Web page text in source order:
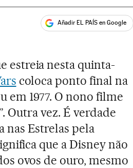
Añadir EL PAÍS en Google
estreia nesta quinta-
coloca ponto final na
em 1977. O nono filme
Outra vez. É verdade
nas Estrelas pela
que a Disney não
ovos de ouro, mesmo